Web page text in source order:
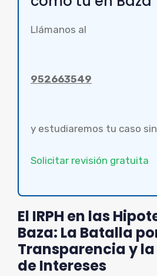
Llámanos al
952663549
y estudiaremos tu caso
Solicitar revisión gratuita
El IRPH en las
Baza: La Batalla
Transparencia y
de Intereses